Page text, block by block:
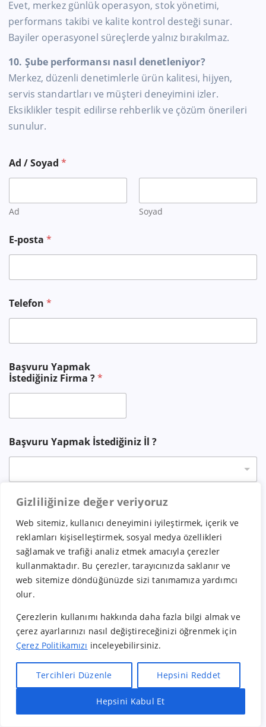
Gizliliğinize değer veriyoruz
Web sitemiz, kullanıcı deneyimini iyileştirmek, içerik ve
reklamları kişiselleştirmek, sosyal medya özellikleri
sağlamak ve trafiği analiz etmek amacıyla çerezler
kullanmaktadır. Bu çerezler, tarayıcınızda saklanır ve
web sitemize döndüğünüzde sizi tanımamıza yardımcı
olur.
Çerezlerin kullanımı hakkında daha fazla bilgi almak ve
çerez ayarlarınızı nasıl değiştireceğinizi öğrenmek için
Çerez Politikamızı inceleyebilirsiniz.
Tercihleri Düzenle Hepsini Reddet
Hepsini Kabul Et
Evet, merkez günlük operasyon, stok yönetimi,
performans takibi ve kalite kontrol desteği sunar.
Bayiler operasyonel süreçlerde yalnız bırakılmaz.
10. Şube performansı nasıl denetleniyor?
Merkez, düzenli denetimlerle ürün kalitesi, hijyen,
servis standartları ve müşteri deneyimini izler.
Eksiklikler tespit edilirse rehberlik ve çözüm önerileri
sunulur.
Ad / Soyad*
Ad Soyad
o
y
d
E-posta*
Telefon*
Başvuru Yapmak
İstediğiniz Firma ?*
Başvuru Yapmak İstediğiniz İl ?
Mesaj
Başvur
Facebook X
Bunu beğen:
Hızlı Bayilik Al